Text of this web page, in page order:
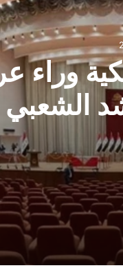
وراء
الشعبي